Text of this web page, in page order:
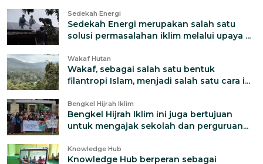
Sedekah Energi
Sedekah Energi merupakan salah satu
solusi permasalahan iklim melalui upaya ...
Wakaf Hutan
Wakaf, sebagai salah satu bentuk
filantropi Islam, menjadi salah satu cara i...
Bengkel Hijrah Iklim
Bengkel Hijrah Iklim ini juga bertujuan
untuk mengajak sekolah dan perguruan...
Knowledge Hub
Knowledge Hub berperan sebagai